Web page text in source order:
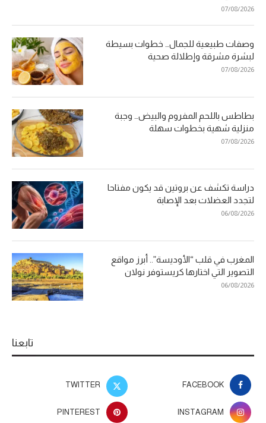
07/08/2026
وصفات طبيعية للجمال… خطوات بسيطة
لبشرة مشرقة وإطلالة صحية
07/08/2026
بطاطس باللحم المفروم والبيض… وجبة
منزلية شهية بخطوات سهلة
07/08/2026
دراسة تكشف عن بروتين قد يكون مفتاحا
لتجدد العضلات بعد الإصابة
06/08/2026
المغرب في قلب “الأوديسة”.. أبرز مواقع
التصوير التي اختارها كريستوفر نولان
06/08/2026
تابعنا
FACEBOOK
TWITTER
INSTAGRAM
PINTEREST